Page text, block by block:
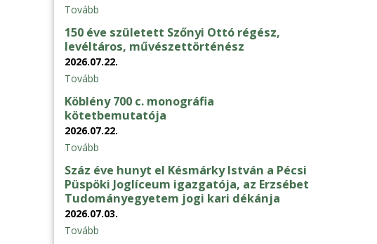
Tovább
150 éve született Szőnyi Ottó régész,
levéltáros, művészettörténész
2026.07.22.
Tovább
Köblény 700 c. monográfia
kötetbemutatója
2026.07.22.
Tovább
Száz éve hunyt el Késmárky István a Pécsi
Püspöki Joglíceum igazgatója, az Erzsébet
Tudományegyetem jogi kari dékánja
2026.07.03.
Tovább